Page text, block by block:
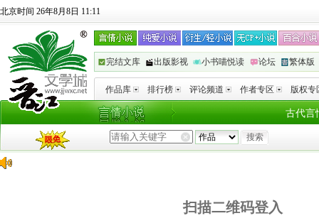
北京时间 26年8月8日 11:11
完结文库 出版影视 小书喵悦读 论坛 繁体版
作品库 排行榜 评论频道 作者专区 版权专
古代言
扫描二维码登入